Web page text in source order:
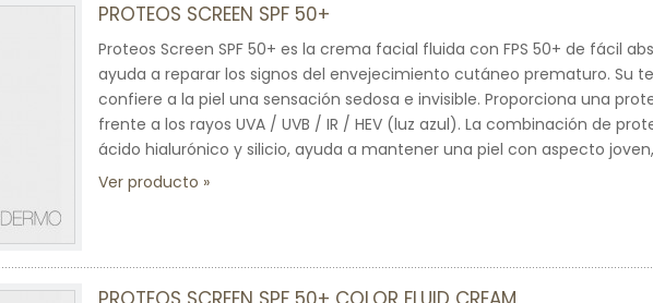
PROTEOS SCREEN SPF 50+
Proteos Screen SPF 50+ es la crema facial fluida con FPS 50+ de fácil
ayuda a reparar los signos del envejecimiento cutáneo prematuro. Su
confiere a la piel una sensación sedosa e invisible. Proporciona una
frente a los rayos UVA / UVB / IR / HEV (luz azul). La combinación de
ácido hialurónico y silicio, ayuda a mantener una piel con aspecto
Ver producto